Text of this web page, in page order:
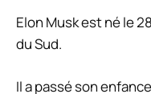
Elon Musk est né le
du Sud.
Il a passé son